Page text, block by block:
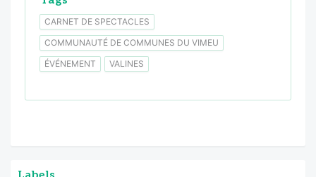
CARNET DE SPECTACLES
COMMUNAUTÉ DE COMMUNES DU VIMEU
ÉVÉNEMENT
VALINES